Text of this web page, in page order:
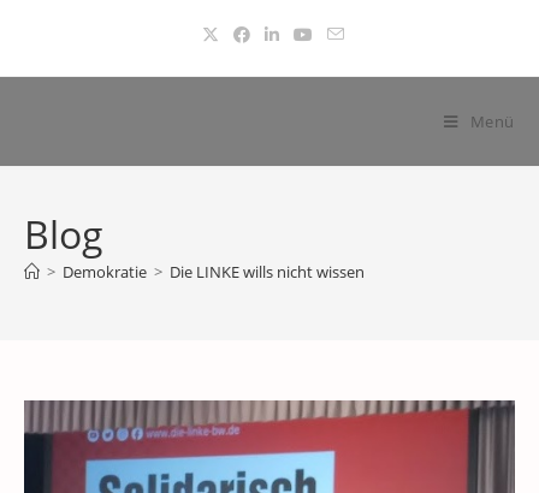
springen
Menü
Blog
> Demokratie > Die LINKE wills nicht wissen